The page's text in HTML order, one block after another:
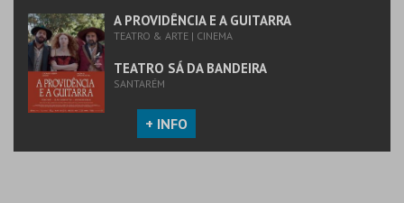
A PROVIDÊNCIA E A GUITARRA
TEATRO & ARTE | CINEMA
TEATRO SÁ DA BANDEIRA
SANTARÉM
+ INFO